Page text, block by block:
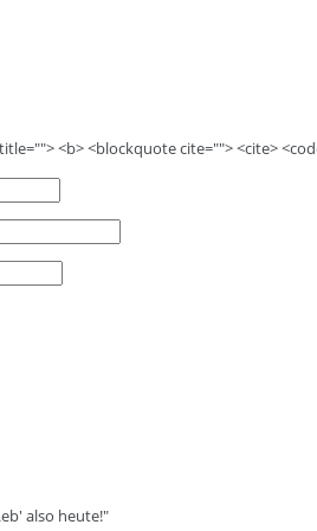
<b> <blockquote cite=""> <cite>
also heute!"